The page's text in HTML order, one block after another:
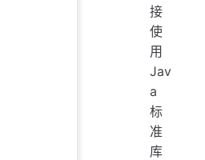
接
使
用
Jav
a
标
准
库